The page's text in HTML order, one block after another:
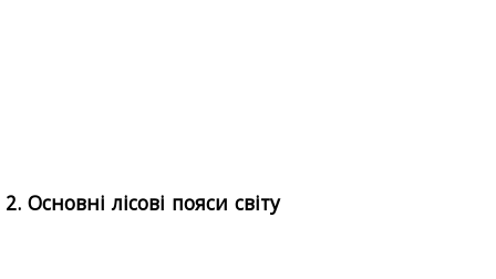
2. Основні лісові пояси світу